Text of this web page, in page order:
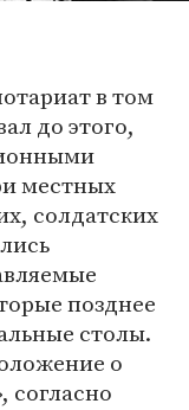
в том
до этого,
местных
солдатских
позднее
столы.
о
согласно